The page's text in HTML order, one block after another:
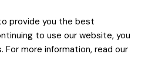
provide you the best
to use our website, you
more information, read our